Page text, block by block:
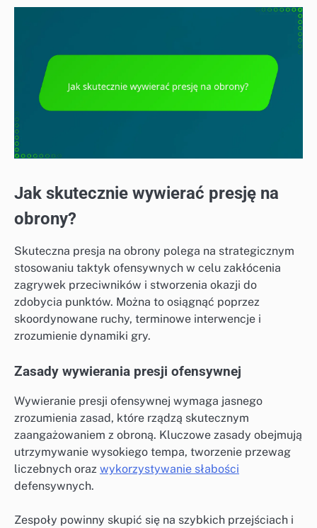
Jak skutecznie wywierać presję na
obrony?
Skuteczna presja na obrony polega na strategicznym
stosowaniu taktyk ofensywnych w celu zakłócenia
zagrywek przeciwników i stworzenia okazji do
zdobycia punktów. Można to osiągnąć poprzez
skoordynowane ruchy, terminowe interwencje i
zrozumienie dynamiki gry.
Zasady wywierania presji ofensywnej
Wywieranie presji ofensywnej wymaga jasnego
zrozumienia zasad, które rządzą skutecznym
zaangażowaniem z obroną. Kluczowe zasady obejmują
utrzymywanie wysokiego tempa, tworzenie przewag
liczebnych oraz wykorzystywanie słabości
defensywnych.
Zespoły powinny skupić się na szybkich przejściach i